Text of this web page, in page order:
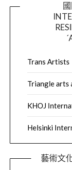
Trans Artists
Triangle arts
KHOJ
Helsinki
藝術文